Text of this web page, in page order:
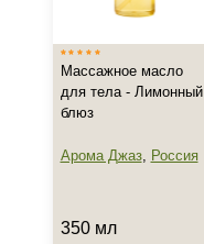
Масло
Масло для тела
Массажное масло
для тела - Лимонный
блюз
Арома Джаз, Россия
350 мл